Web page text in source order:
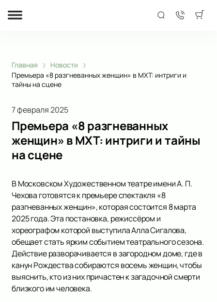
Главная
Новости
Премьера «8 разгневанных женщин» в МХТ: интриги и
тайны на сцене
7 февраля 2025
Премьера «8 разгневанных
женщин» в МХТ: интриги и тайны
на сцене
В Московском Художественном театре имени А. П.
Чехова готовятся к премьере спектакля «8
разгневанных женщин», которая состоится 8 марта
2025 года. Эта постановка, режиссёром и
хореографом которой выступила Алла Сигалова,
обещает стать ярким событием театрального сезона.
Действие разворачивается в загородном доме, где в
канун Рождества собираются восемь женщин, чтобы
выяснить, кто из них причастен к загадочной смерти
близкого им человека.